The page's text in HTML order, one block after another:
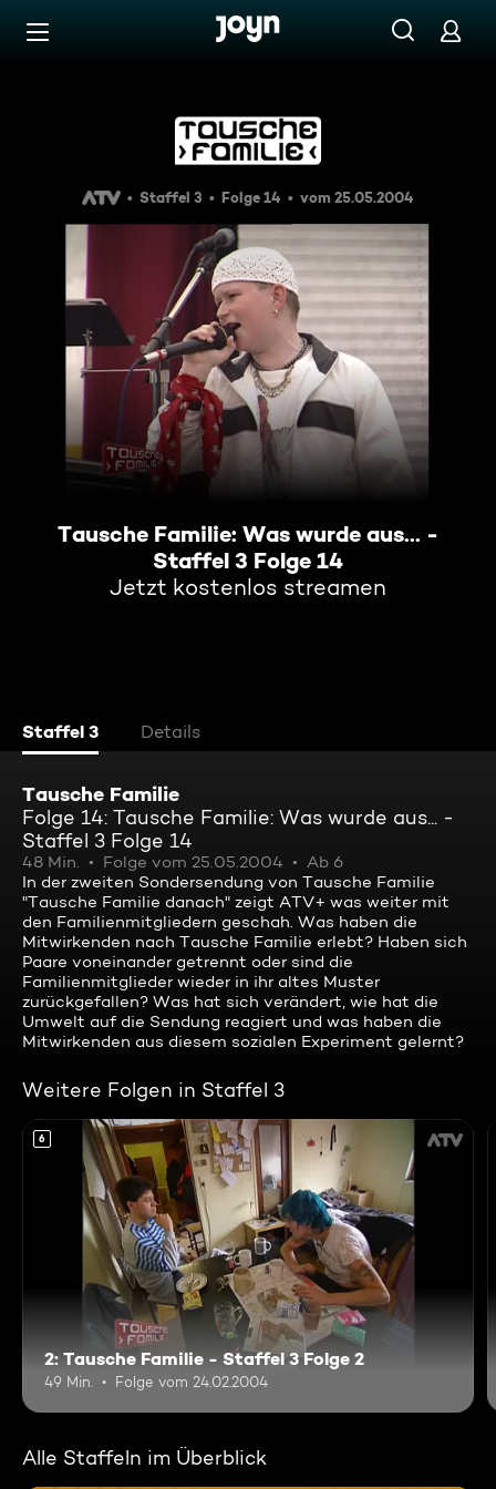
Zum Inhalt springen
Tausche Familie: Was wurde
Staffel 3 Folge 14 vom 25.05.2004
Tausche Familie: Was wurde aus... -
Staffel 3 Folge 14
Jetzt kostenlos streamen
Staffel 3 Details
Tausche Familie
Folge 14: Tausche Familie: Was wurde aus... -
Staffel 3 Folge 14
48 Min. Folge vom 25.05.2004
Ab 6
In der zweiten Sondersendung von Tausche Familie
"Tausche Familie danach" zeigt ATV+ was weiter mit
den Familienmitgliedern geschah. Was haben die
Mitwirkenden nach Tausche Familie erlebt? Haben sich
Paare voneinander getrennt oder sind die
Familienmitglieder wieder in ihr altes Muster
zurückgefallen? Was hat sich verändert, wie hat die
Umwelt auf die Sendung reagiert und was haben die
Mitwirkenden aus diesem sozialen Experiment gelernt?
Weitere Folgen in Staffel 3
6
2: Tausche Familie - Staffel 3 Folge 2
49 Min. Folge vom 24.02.2004
Alle Staffeln im Überblick